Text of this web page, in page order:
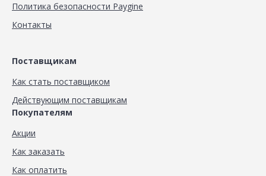
Политика безопасности Paygine
Контакты
Поставщикам
Как стать поставщиком
Действующим поставщикам
Покупателям
Акции
Как заказать
Как оплатить